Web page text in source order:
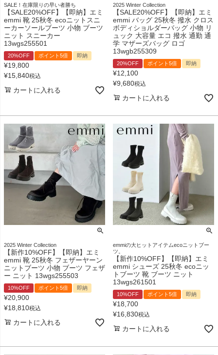
SALE！在庫限りの早い者勝ち
【SALE20%OFF】【即納】エミ
emmi 靴 25秋冬 ecoニットスニ
ーカーソールブーツ 小物 ブーツ
ニット スニーカー
13wgs255501
20%OFF ポイント5倍 即納
¥19,800
¥15,840税込
カートに入れる
2025 Winter Collection
【SALE20%OFF】【即納】エミ
emmi バッグ 25秋冬 撥水 クロス
ボディショルダーバッグ 小物 リ
ュック 大容量 エコ 撥水 通勤 通
学 マザーズバッグ ロゴ
13wgb255309
20%OFF ポイント5倍 即納
¥12,100
¥9,680税込
カートに入れる
2025 Winter Collection
【新作10%OFF】【即納】エミ
emmi 靴 25秋冬 フェザーヤーン
ニットブーツ 小物 ブーツ フェザ
ー ニット 13wgs255503
10%OFF ポイント5倍 即納
¥20,900
¥18,810税込
カートに入れる
emmiの大ヒットアイテムecoニットブー
ツ。
【新作10%OFF】【即納】エミ
emmi シューズ 25秋冬 ecoニッ
トブーツ 靴 ブーツ ニット
13wgs261501
10%OFF ポイント5倍 即納
¥18,700
¥16,830税込
カートに入れる